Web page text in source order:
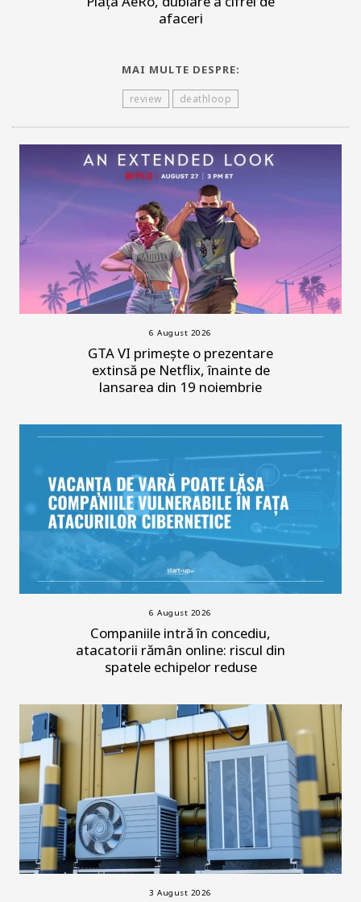
afaceri
MAI MULTE DESPRE:
review deathloop
6 August 2026
GTA VI primește o prezentare
extinsă pe Netflix, înainte de
lansarea din 19 noiembrie
6 August 2026
Companiile intră în concediu,
atacatorii rămân online: riscul din
spatele echipelor reduse
3 August 2026